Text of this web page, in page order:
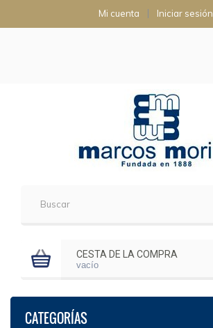
Mi cuenta Iniciar sesión
CESTA DE LA COMPRA
vacío
CATEGORÍAS